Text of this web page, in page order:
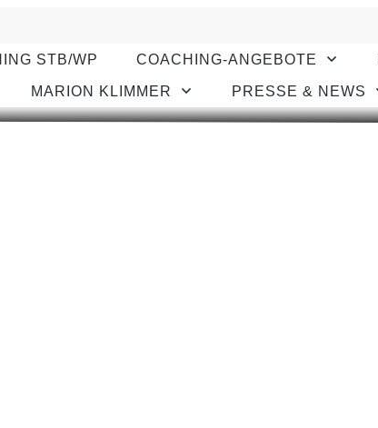
STB/WP COACHING-ANGEBOTE
MARION KLIMMER PRESSE & NEWS